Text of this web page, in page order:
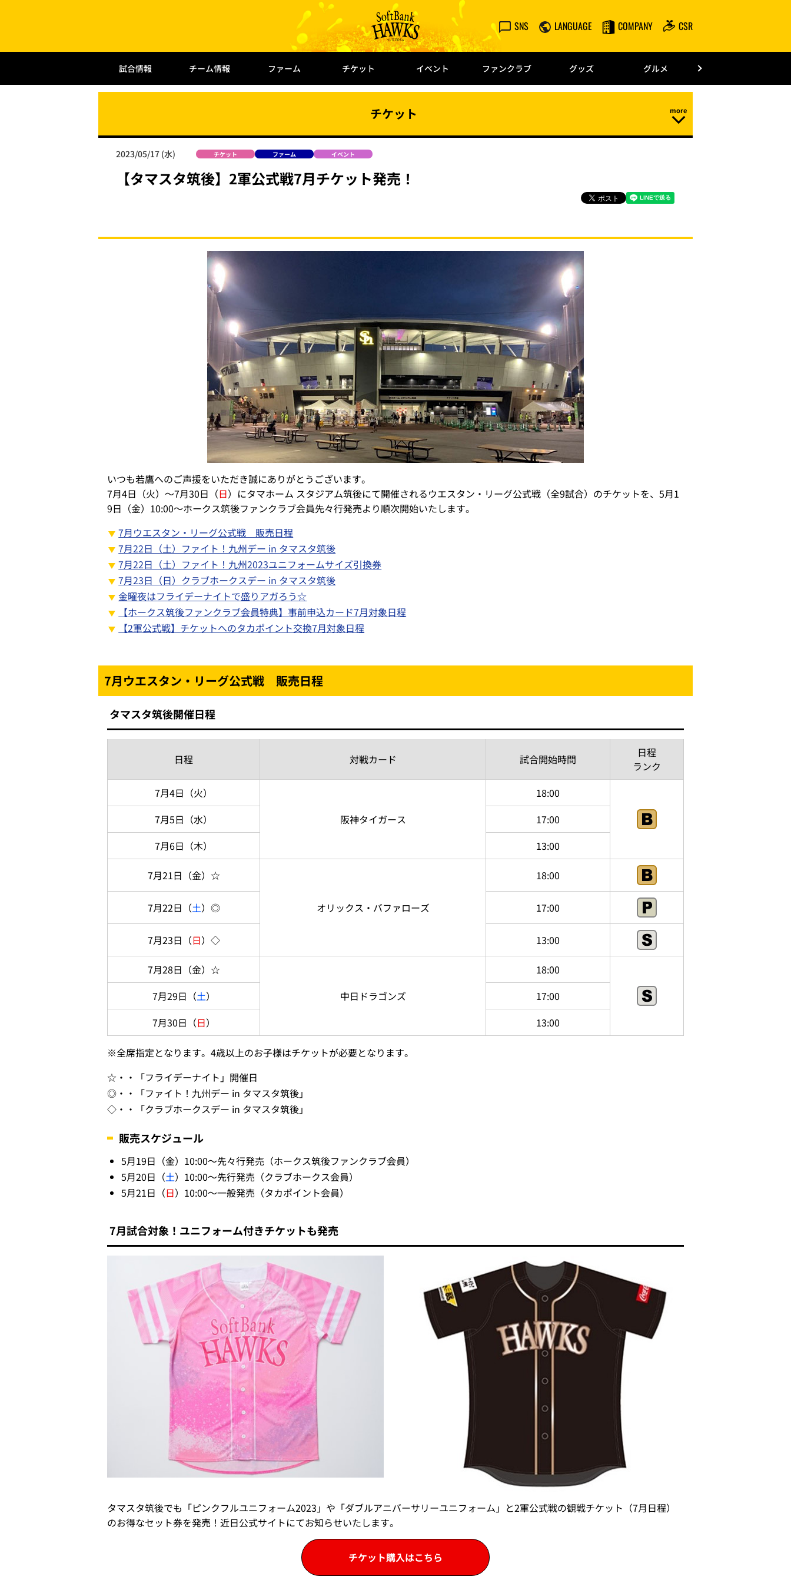
SNS LANGUAGE COMPANY CSR
試合情報 チーム情報 ファーム チケット イベント ファンクラブ グッズ グルメ
チケット
2023/05/17 (水) チケット ファーム イベント
【タマスタ筑後】2軍公式戦7月チケット発売！
いつも若鷹へのご声援をいただき誠にありがとうございます。
7月4日（火）～7月30日（日）にタマホーム スタジアム筑後にて開催されるウエスタン・リーグ公式戦（全9試合）のチケットを、5月1
9日（金）10:00～ホークス筑後ファンクラブ会員先々行発売より順次開始いたします。
7月ウエスタン・リーグ公式戦 販売日程
7月22日（土）ファイト！九州デー in タマスタ筑後
7月22日（土）ファイト！九州2023ユニフォームサイズ引換券
7月23日（日）クラブホークスデー in タマスタ筑後
金曜夜はフライデーナイトで盛りアガろう☆
【ホークス筑後ファンクラブ会員特典】事前申込カード7月対象日程
【2軍公式戦】チケットへのタカポイント交換7月対象日程
7月ウエスタン・リーグ公式戦 販売日程
タマスタ筑後開催日程
日程 対戦カード 試合開始時間
日程
ランク
7月4日（火）
阪神タイガース
18:00
7月5日（水）
17:00
7月6日（木）
13:00
7月21日（金）☆
オリックス・バファローズ
18:00
7月22日（土）◎ 17:00
7月23日（日）◇ 13:00
7月28日（金）☆
中日ドラゴンズ
18:00
7月29日（土）
17:00
7月30日（日） 13:00
※全席指定となります。4歳以上のお子様はチケットが必要となります。
☆・・「フライデーナイト」開催日
◎・・「ファイト！九州デー in タマスタ筑後」
◇・・「クラブホークスデー in タマスタ筑後」
販売スケジュール
5月19日（金）10:00～先々行発売（ホークス筑後ファンクラブ会員）
5月20日（土）10:00～先行発売（クラブホークス会員）
5月21日（日）10:00～一般発売（タカポイント会員）
7月試合対象！ユニフォーム付きチケットも発売
タマスタ筑後でも「ピンクフルユニフォーム2023」や「ダブルアニバーサリーユニフォーム」と2軍公式戦の観戦チケット（7月日程）
のお得なセット券を発売！近日公式サイトにてお知らせいたします。
チケット購入はこちら